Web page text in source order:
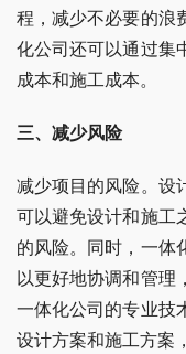
程，减少不必要的浪
化公司还可以通过集
成本和施工成本。
三、减少风险
减少项目的风险。设
可以避免设计和施工
的风险。同时，一体
以更好地协调和管理
一体化公司的专业技
设计方案和施工方案